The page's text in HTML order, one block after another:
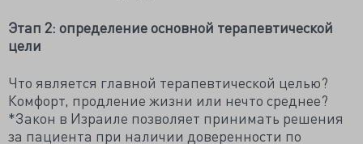
Этап 2: определение основной терапевтической
цели
Что является главной терапевтической целью?
Комфорт, продление жизни или нечто среднее?
*Закон в Израиле позволяет принимать решения
за пациента при наличии доверенности по